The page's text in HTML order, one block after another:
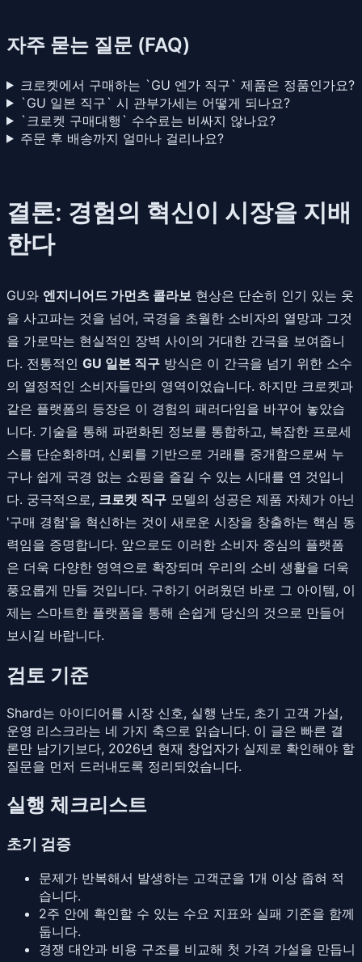
자주 묻는 질문 (FAQ)
크로켓에서 구매하는 `GU 엔가 직구` 제품은 정품인가요?
`GU 일본 직구` 시 관부가세는 어떻게 되나요?
`크로켓 구매대행` 수수료는 비싸지 않나요?
주문 후 배송까지 얼마나 걸리나요?
결론: 경험의 혁신이 시장을 지배
한다
GU와 엔지니어드 가먼츠 콜라보 현상은 단순히 인기 있는 옷
을 사고파는 것을 넘어, 국경을 초월한 소비자의 열망과 그것
을 가로막는 현실적인 장벽 사이의 거대한 간극을 보여줍니
다. 전통적인 GU 일본 직구 방식은 이 간극을 넘기 위한 소수
의 열정적인 소비자들만의 영역이었습니다. 하지만 크로켓과
같은 플랫폼의 등장은 이 경험의 패러다임을 바꾸어 놓았습
니다. 기술을 통해 파편화된 정보를 통합하고, 복잡한 프로세
스를 단순화하며, 신뢰를 기반으로 거래를 중개함으로써 누
구나 쉽게 국경 없는 쇼핑을 즐길 수 있는 시대를 연 것입니
다. 궁극적으로, 크로켓 직구 모델의 성공은 제품 자체가 아닌
'구매 경험'을 혁신하는 것이 새로운 시장을 창출하는 핵심 동
력임을 증명합니다. 앞으로도 이러한 소비자 중심의 플랫폼
은 더욱 다양한 영역으로 확장되며 우리의 소비 생활을 더욱
풍요롭게 만들 것입니다. 구하기 어려웠던 바로 그 아이템, 이
제는 스마트한 플랫폼을 통해 손쉽게 당신의 것으로 만들어
보시길 바랍니다.
검토 기준
Shard는 아이디어를 시장 신호, 실행 난도, 초기 고객 가설,
운영 리스크라는 네 가지 축으로 읽습니다. 이 글은 빠른 결
론만 남기기보다, 2026년 현재 창업자가 실제로 확인해야 할
질문을 먼저 드러내도록 정리되었습니다.
실행 체크리스트
초기 검증
문제가 반복해서 발생하는 고객군을 1개 이상 좁혀 적
습니다.
2주 안에 확인할 수 있는 수요 지표와 실패 기준을 함께
둡니다.
경쟁 대안과 비용 구조를 비교해 첫 가격 가설을 만듭니